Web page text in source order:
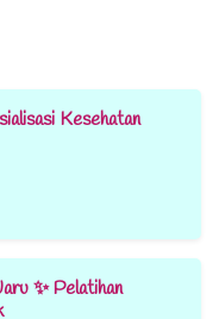
Kesehatan
✨ Pelatihan